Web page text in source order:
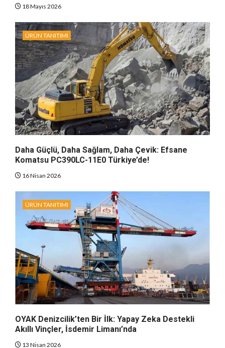
18 Mayıs 2026
ÜRÜN TANITIMI
Daha Güçlü, Daha Sağlam, Daha Çevik: Efsane
Komatsu PC390LC-11E0 Türkiye’de!
16 Nisan 2026
ÜRÜN TANITIMI
OYAK Denizcilik’ten Bir İlk: Yapay Zeka Destekli
Akıllı Vinçler, İsdemir Limanı’nda
13 Nisan 2026